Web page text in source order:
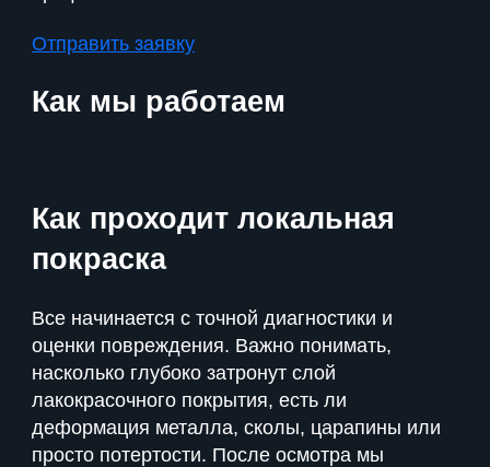
Отправить заявку
Как мы работаем
Как проходит локальная
покраска
Все начинается с точной диагностики и
оценки повреждения. Важно понимать,
насколько глубоко затронут слой
лакокрасочного покрытия, есть ли
деформация металла, сколы, царапины или
просто потертости. После осмотра мы